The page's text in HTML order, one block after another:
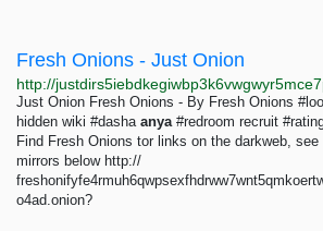
Fresh Onions - Just Onion
Just Onion Fresh Onions - By Fresh Onions
hidden wiki #dasha anya#redroom recruit
Find Fresh Onions tor links on the darkweb,
mirrors below http://
o4ad.onion?